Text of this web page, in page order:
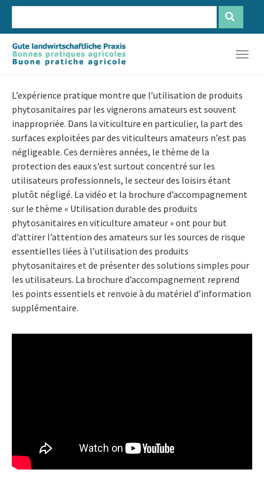
Aller
contenu
principal
L’expérience pratique montre que l’utilisation de produits
phytosanitaires par les vignerons amateurs est souvent
inappropriée. Dans la viticulture en particulier, la part des
surfaces exploitées par des viticulteurs amateurs n’est pas
négligeable. Ces dernières années, le thème de la
protection des eaux s’est surtout concentré sur les
utilisateurs professionnels, le secteur des loisirs étant
plutôt négligé. La vidéo et la brochure d’accompagnement
sur le thème « Utilisation durable des produits
phytosanitaires en viticulture amateur » ont pour but
d’attirer l’attention des amateurs sur les sources de risque
essentielles liées à l’utilisation des produits
phytosanitaires et de présenter des solutions simples pour
les utilisateurs. La brochure d’accompagnement reprend
les points essentiels et renvoie à du matériel d’information
supplémentaire.